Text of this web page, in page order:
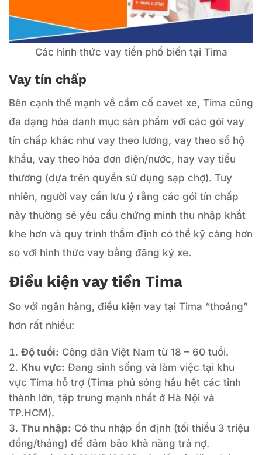
Các hình thức vay tiền phổ biến tại Tima
Vay tín chấp
Bên cạnh thế mạnh về cầm cố cavet xe, Tima cũng
đa dạng hóa danh mục sản phẩm với các gói vay
tín chấp khác như vay theo lương, vay theo sổ hộ
khẩu, vay theo hóa đơn điện/nước, hay vay tiểu
thương (dựa trên quyền sử dụng sạp chợ). Tuy
nhiên, người vay cần lưu ý rằng các gói tín chấp
này thường sẽ yêu cầu chứng minh thu nhập khắt
khe hơn và quy trình thẩm định có thể kỹ càng hơn
so với hình thức vay bằng đăng ký xe.
Điều kiện vay tiền Tima
So với ngân hàng, điều kiện vay tại Tima “thoáng”
hơn rất nhiều:
Độ tuổi: Công dân Việt Nam từ 18 – 60 tuổi.
Khu vực: Đang sinh sống và làm việc tại khu
vực Tima hỗ trợ (Tima phủ sóng hầu hết các tỉnh
thành lớn, tập trung mạnh nhất ở Hà Nội và
TP.HCM).
Thu nhập: Có thu nhập ổn định (tối thiểu 3 triệu
đồng/tháng) để đảm bảo khả năng trả nợ.